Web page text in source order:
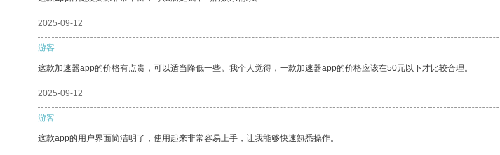
2025-09-12
游客
这款加速器app的价格有点贵，可以适当降低一些。我个人觉得，一款加速器app的价格应该在50元以下才比较合理。
2025-09-12
游客
这款app的用户界面简洁明了，使用起来非常容易上手，让我能够快速熟悉操作。